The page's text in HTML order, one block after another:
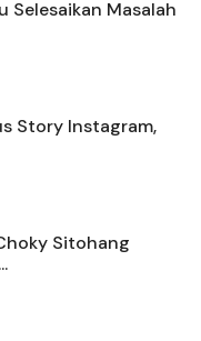
Selesaikan Masalah
Story Instagram,
Sitohang